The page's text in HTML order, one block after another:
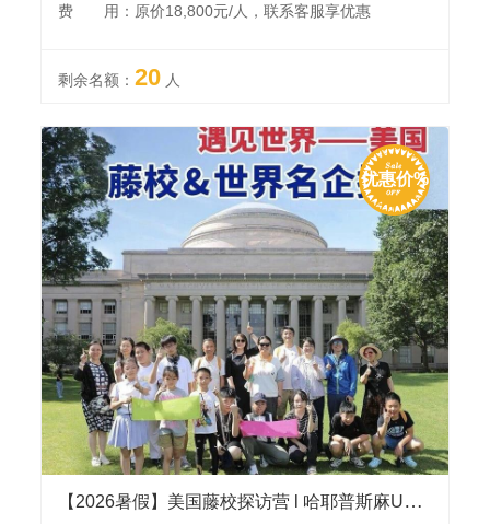
费 用：原价18,800元/人，联系客服享优惠
剩余名额：20 人
优惠价%
【2026暑假】美国藤校探访营 l 哈耶普斯麻UCLA探访交流，苹果、谷歌参观，联合国、大都会博物馆、百老汇，可单飞可亲子